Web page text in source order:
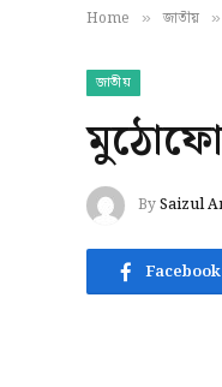
Home » জাতীয় »
জাতীয়
BySaizul
Facebook